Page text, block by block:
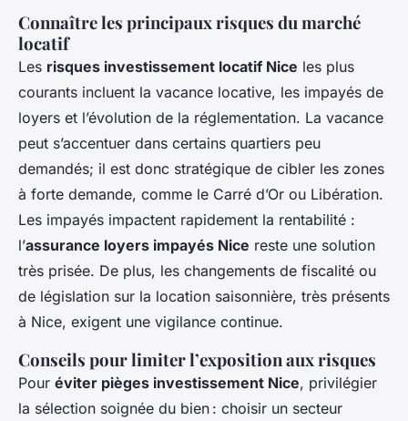
Connaître les principaux risques du marché
locatif
Les risques investissement locatif Nice les plus
courants incluent la vacance locative, les impayés de
loyers et l’évolution de la réglementation. La vacance
peut s’accentuer dans certains quartiers peu
demandés; il est donc stratégique de cibler les zones
à forte demande, comme le Carré d’Or ou Libération.
Les impayés impactent rapidement la rentabilité :
l’assurance loyers impayés Nice reste une solution
très prisée. De plus, les changements de fiscalité ou
de législation sur la location saisonnière, très présents
à Nice, exigent une vigilance continue.
Conseils pour limiter l’exposition aux risques
Pour éviter pièges investissement Nice, privilégier
la sélection soignée du bien : choisir un secteur